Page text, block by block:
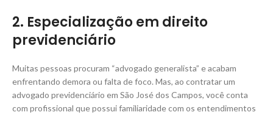
2. Especialização em direito
previdenciário
Muitas pessoas procuram “advogado generalista” e acabam
enfrentando demora ou falta de foco. Mas, ao contratar um
advogado previdenciário em São José dos Campos, você conta
com profissional que possui familiaridade com os entendimentos